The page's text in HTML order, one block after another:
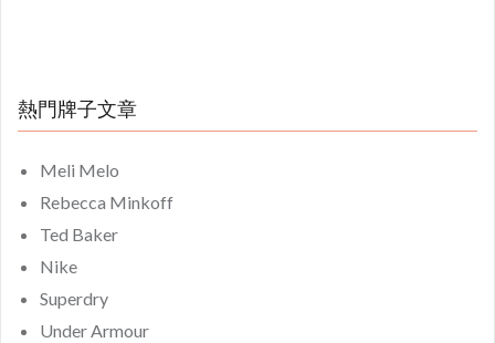
熱門牌子文章
Meli Melo
Rebecca Minkoff
Ted Baker
Nike
Superdry
Under Armour